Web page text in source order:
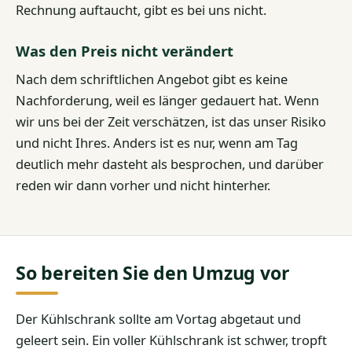
Rechnung auftaucht, gibt es bei uns nicht.
Was den Preis nicht verändert
Nach dem schriftlichen Angebot gibt es keine
Nachforderung, weil es länger gedauert hat. Wenn
wir uns bei der Zeit verschätzen, ist das unser Risiko
und nicht Ihres. Anders ist es nur, wenn am Tag
deutlich mehr dasteht als besprochen, und darüber
reden wir dann vorher und nicht hinterher.
So bereiten Sie den Umzug vor
Der Kühlschrank sollte am Vortag abgetaut und
geleert sein. Ein voller Kühlschrank ist schwer, tropft